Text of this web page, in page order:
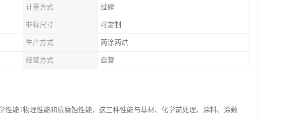
计量方式 过磅
非标尺寸 可定制
生产方式 两涂两烘
经营方式 自营
能1物理性能和抗腐蚀性能，这三种性能与基材、化学前处理、涂料、涂敷